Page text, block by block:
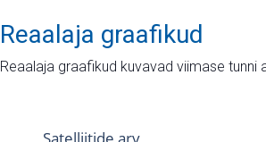
Reaalaja graafikud
Reaalaja graafikud kuvavad viimase tunni